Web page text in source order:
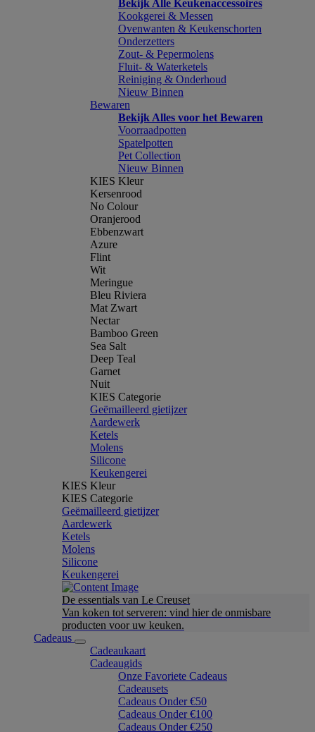
Bekijk Alle Keukenaccessoires
Kookgerei & Messen
Ovenwanten & Keukenschorten
Onderzetters
Zout- & Pepermolens
Fluit- & Waterketels
Reiniging & Onderhoud
Nieuw Binnen
Bewaren
Bekijk Alles voor het Bewaren
Voorraadpotten
Spatelpotten
Pet Collection
Nieuw Binnen
KIES Kleur
Kersenrood
No Colour
Oranjerood
Ebbenzwart
Azure
Flint
Wit
Meringue
Bleu Riviera
Mat Zwart
Nectar
Bamboo Green
Sea Salt
Deep Teal
Garnet
Nuit
KIES Categorie
Geëmailleerd gietijzer
Aardewerk
Ketels
Molens
Silicone
Keukengerei
KIES Kleur
KIES Categorie
Geëmailleerd gietijzer
Aardewerk
Ketels
Molens
Silicone
Keukengerei
De essentials van Le Creuset
Van koken tot serveren: vind hier de onmisbare
producten voor uw keuken.
Cadeaus
Cadeaukaart
Cadeaugids
Onze Favoriete Cadeaus
Cadeausets
Cadeaus Onder €50
Cadeaus Onder €100
Cadeaus Onder €250